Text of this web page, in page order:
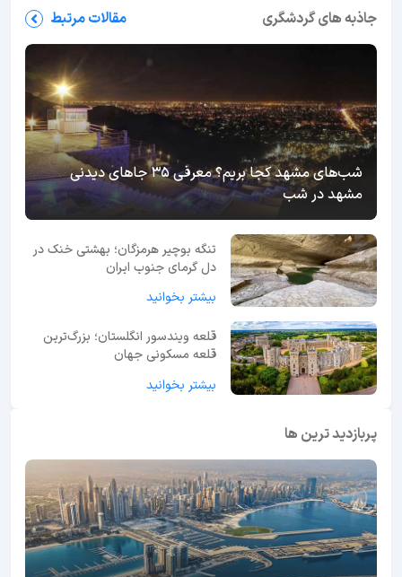
جاذبه های گردشگری مقالات مرتبط
شب‌های مشهد کجا بریم؟ معرفی 35 جاهای دیدنی
مشهد در شب
تنگه بوچیر هرمزگان؛ بهشتی خنک در
دل گرمای جنوب ایران
بیشتر بخوانید
قلعه ویندسور انگلستان؛ بزرگ‌ترین
قلعه مسکونی جهان
بیشتر بخوانید
پربازدید ترین ها